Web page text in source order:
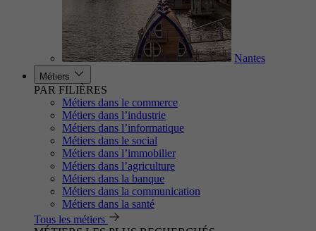
Nantes
Métiers
PAR FILIÈRES
Métiers dans le commerce
Métiers dans l’industrie
Métiers dans l’informatique
Métiers dans le social
Métiers dans l’immobilier
Métiers dans l’agriculture
Métiers dans la banque
Métiers dans la communication
Métiers dans la santé
Tous les métiers